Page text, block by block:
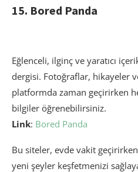
15. Bored Panda
Eğlenceli, ilginç ve yaratıcı
dergisi. Fotoğraflar, hikayeler
platformda zaman geçirirken
bilgiler öğrenebilirsiniz.
Link: Bored Panda
Bu siteler, evde vakit
yeni şeyler keşfetmenizi